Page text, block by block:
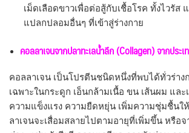
เม็ดเลือดขาวเพื่อต่อสู้กับเชื้อโรค ทั้งไวรัส
แปลกปลอมอื่นๆ ที่เข้าสู่ร่างกาย
คอลลาเจนจากปลาทะเลน้ำลึก (Collagen) จากประ
คอลลาเจน เป็นโปรตีนชนิดหนึ่งที่พบได้ทั่วร่าง
เฉพาะในกระดูก เอ็นกล้ามเนื้อ ขน เส้นผม และ
ความแข็งแรง ความยืดหยุ่น เพิ่มความชุ่มชื้นใ
ลาเจนจะเสื่อมสลายไปตามอายุที่เพิ่มขึ้น หรือ